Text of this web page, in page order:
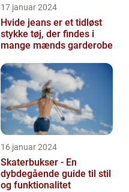
17 januar 2024
Hvide jeans er et tidløst
stykke tøj, der findes i
mange mænds garderobe
16 januar 2024
Skaterbukser - En
dybdegående guide til stil
og funktionalitet